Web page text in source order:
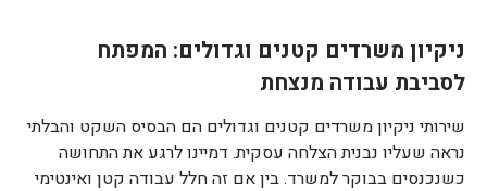
ניקיון משרדים קטנים וגדולים: המפתח
לסביבת עבודה מנצחת
שירותי ניקיון משרדים קטנים וגדולים הם הבסיס השקט והבלתי
נראה שעליו נבנית הצלחה עסקית. דמיינו לרגע את התחושה
כשנכנסים בבוקר למשרד. בין אם זה חלל עבודה קטן ואינטימי